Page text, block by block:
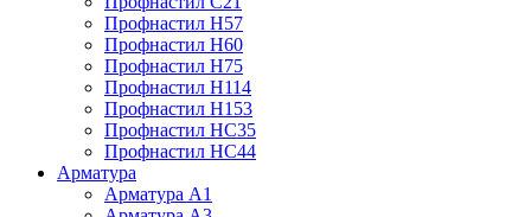
Профнастил Н57
Профнастил Н60
Профнастил Н75
Профнастил Н114
Профнастил Н153
Профнастил НС35
Профнастил НС44
Арматура
Арматура А1